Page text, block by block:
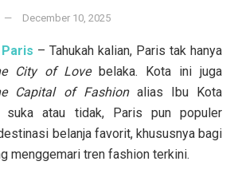
December 10, 2025
– Tahukah kalian, Paris tak hanya
City of Lovebelaka. Kota ini juga
Capital of Fashionalias Ibu Kota
suka atau tidak, Paris pun populer
belanja favorit, khususnya bagi
menggemari tren fashion terkini.